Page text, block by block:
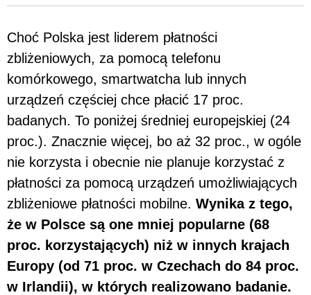
Choć Polska jest liderem płatności
zbliżeniowych, za pomocą telefonu
komórkowego, smartwatcha lub innych
urządzeń częściej chce płacić 17 proc.
badanych. To poniżej średniej europejskiej (24
proc.). Znacznie więcej, bo aż 32 proc., w ogóle
nie korzysta i obecnie nie planuje korzystać z
płatności za pomocą urządzeń umożliwiających
zbliżeniowe płatności mobilne. Wynika z tego,
że w Polsce są one mniej popularne (68
proc. korzystających) niż w innych krajach
Europy (od 71 proc. w Czechach do 84 proc.
w Irlandii), w których realizowano badanie.